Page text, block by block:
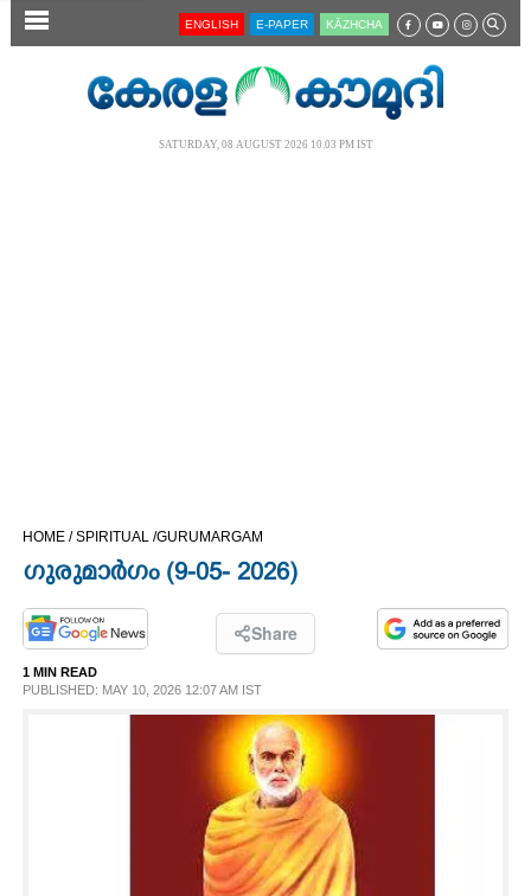
SECTIONS
OPINION
PHOTOS
ENGLISH E-PAPER KĀZHCHA
SATURDAY, 08 AUGUST 2026 10.03 PM IST
HOME /SPIRITUAL /GURUMARGAM
ഗുരുമാർഗം (9-05- 2026)​
Share
1 MIN READ
PUBLISHED: MAY 10, 2026 12:07 AM IST